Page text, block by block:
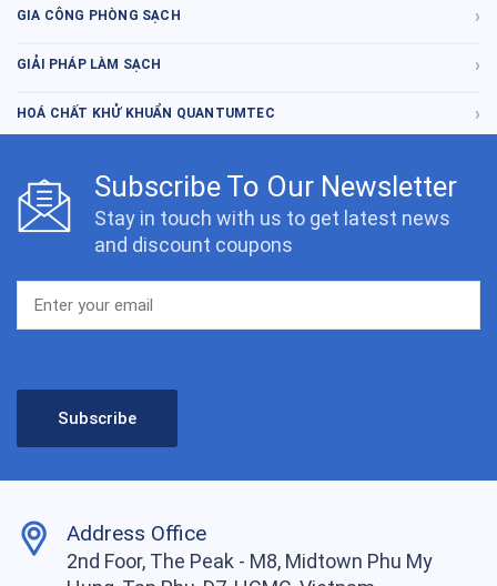
GIA CÔNG PHÒNG SẠCH
GIẢI PHÁP LÀM SẠCH
HOÁ CHẤT KHỬ KHUẨN QUANTUMTEC
Subscribe To Our Newsletter
Stay in touch with us to get latest news
and discount coupons
Address Office
2nd Foor, The Peak - M8, Midtown Phu My